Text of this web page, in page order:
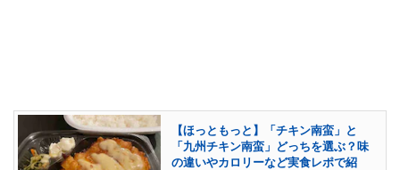
【ほっともっと】「チキン南蛮」と
「九州チキン南蛮」どっちを選ぶ？味
の違いやカロリーなど実食レポで紹